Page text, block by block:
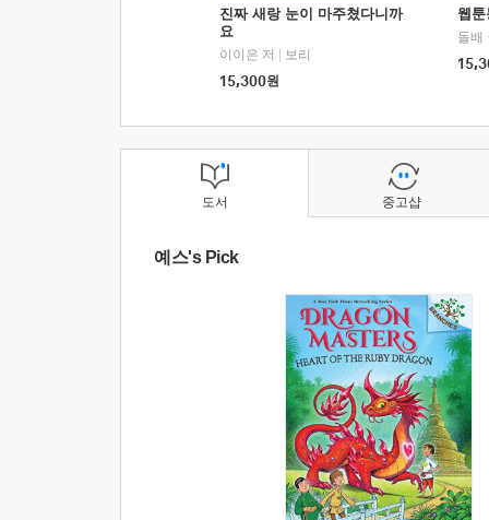
진짜 새랑 눈이 마주쳤다니까
요
이이은 저
보리
15,300원
웹
돌배
도서
예스's Pick
중고샵